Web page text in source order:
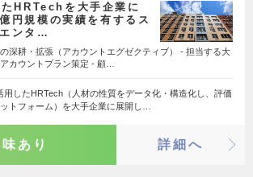
HRTechを大手企業に
円規模の実績を有するス
ンタ…
の深耕・拡張（アカウントエグゼクティブ） - 担当する大
カウントプラン策定 - 顧…
用したHRTech（人材の性質をデータ化・構造化し、評価
トフォーム）を大手企業に展開し…
あり 詳細へ